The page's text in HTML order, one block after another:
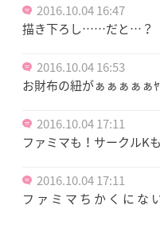
2016.10.04 16:47
描き下ろし……だと…？
2016.10.04 16:53
お財布の紐がぁぁぁぁ
2016.10.04 17:11
ファミマも！サークルK
2016.10.04 17:11
フ ァ ミ マ ち か く に な